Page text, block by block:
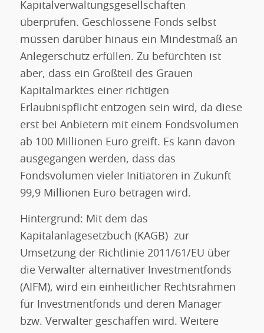
Kapitalverwaltungsgesellschaften
überprüfen. Geschlossene Fonds selbst
müssen darüber hinaus ein Mindestmaß an
Anlegerschutz erfüllen. Zu befürchten ist
aber, dass ein Großteil des Grauen
Kapitalmarktes einer richtigen
Erlaubnispflicht entzogen sein wird, da diese
erst bei Anbietern mit einem Fondsvolumen
ab 100 Millionen Euro greift. Es kann davon
ausgegangen werden, dass das
Fondsvolumen vieler Initiatoren in Zukunft
99,9 Millionen Euro betragen wird.
Hintergrund: Mit dem das
Kapitalanlagesetzbuch (KAGB) zur
Umsetzung der Richtlinie 2011/61/EU über
die Verwalter alternativer Investmentfonds
(AIFM), wird ein einheitlicher Rechtsrahmen
für Investmentfonds und deren Manager
bzw. Verwalter geschaffen wird. Weitere